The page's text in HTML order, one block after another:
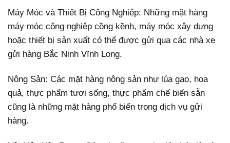
Máy Móc và Thiết Bị Công Nghiệp: Những mặt hàng
máy móc công nghiệp cồng kềnh, máy móc xây dựng
hoặc thiết bị sản xuất có thể được gửi qua các nhà xe
gửi hàng Bắc Ninh Vĩnh Long.
Nông Sản: Các mặt hàng nông sản như lúa gạo, hoa
quả, thực phẩm tươi sống, thực phẩm chế biến sẵn
cũng là những mặt hàng phổ biến trong dịch vụ gửi
hàng.